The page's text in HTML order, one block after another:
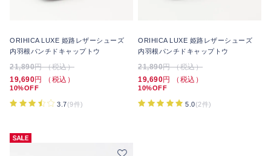
ORIHICA LUXE 姫路レザーシューズ
内羽根パンチドキャップトウ
21,890円 （税込）
19,690円 （税込）
10%OFF
3.7(9件)
ORIHICA LUXE 姫路レザーシューズ
内羽根パンチドキャップトウ
21,890円 （税込）
19,690円 （税込）
10%OFF
5.0(2件)